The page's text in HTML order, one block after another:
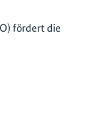
fördert die